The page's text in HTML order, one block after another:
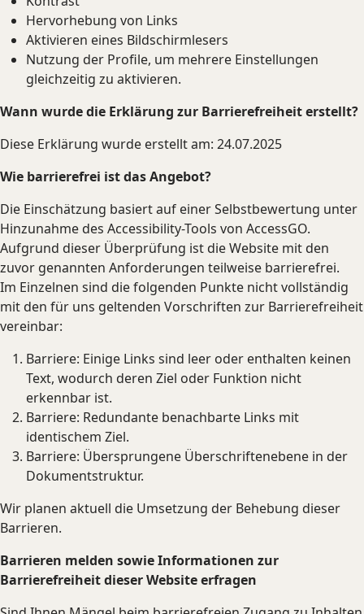
Hervorhebung von Links
Aktivieren eines Bildschirmlesers
Nutzung der Profile, um mehrere Einstellungen
gleichzeitig zu aktivieren.
Wann wurde die Erklärung zur Barrierefreiheit erstellt?
Diese Erklärung wurde erstellt am: 24.07.2025
Wie barrierefrei ist das Angebot?
Die Einschätzung basiert auf einer Selbstbewertung unter
Hinzunahme des Accessibility-Tools von AccessGO.
Aufgrund dieser Überprüfung ist die Website mit den
zuvor genannten Anforderungen teilweise barrierefrei.
Im Einzelnen sind die folgenden Punkte nicht vollständig
mit den für uns geltenden Vorschriften zur Barrierefreiheit
vereinbar:
Barriere: Einige Links sind leer oder enthalten keinen
Text, wodurch deren Ziel oder Funktion nicht
erkennbar ist.
Barriere: Redundante benachbarte Links mit
identischem Ziel.
Barriere: Übersprungene Überschriften­ebene in der
Dokumentstruktur.
Wir planen aktuell die Umsetzung der Behebung dieser
Barrieren.
Barrieren melden sowie Informationen zur
Barrierefreiheit dieser Website erfragen